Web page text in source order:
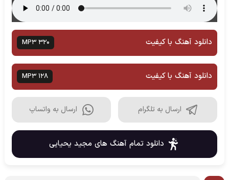
دانلود آهنگ با کیفیت MP3 320
دانلود آهنگ با کیفیت MP3 128
ارسال به تلگرام ارسال به واتساپ
دانلود تمام آهنگ های مجید یحیایی